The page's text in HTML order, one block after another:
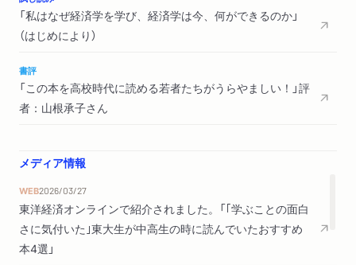
１ 日常生活は「行動経済学」でよりよくなる？…
２ 経済学者の働き方
おわりに
参考文献
索引
「私はなぜ経済学を学び、経済学は今、何ができるのか」
（はじめにより）
書評
「この本を高校時代に読める若者たちがうらやましい！」評
者：山根承子さん
メディア情報
WEB2026/03/27
東洋経済オンラインで紹介されました。「｢学ぶことの面白
さに気付いた｣東大生が中高生の時に読んでいたおすすめ
本4選」